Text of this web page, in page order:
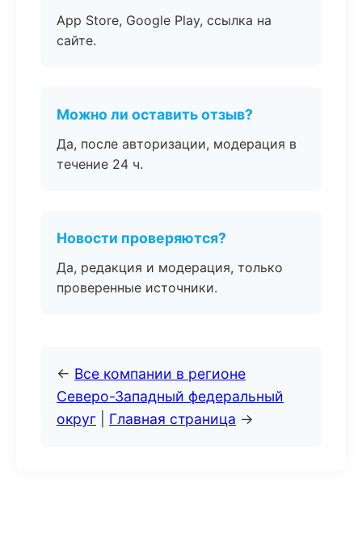
App Store, Google Play, ссылка на
сайте.
Можно ли оставить отзыв?
Да, после авторизации, модерация в
течение 24 ч.
Новости проверяются?
Да, редакция и модерация, только
проверенные источники.
← Все компании в регионе
Северо-Западный федеральный
округ
Главная страница →